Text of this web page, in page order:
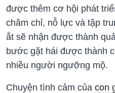
được thêm cơ hội phát
chăm chỉ, nỗ lực và tập
ắt sẽ nhận được thành
bước gặt hái được thành
nhiều người ngưỡng mộ.
Chuyện tình cảm của con